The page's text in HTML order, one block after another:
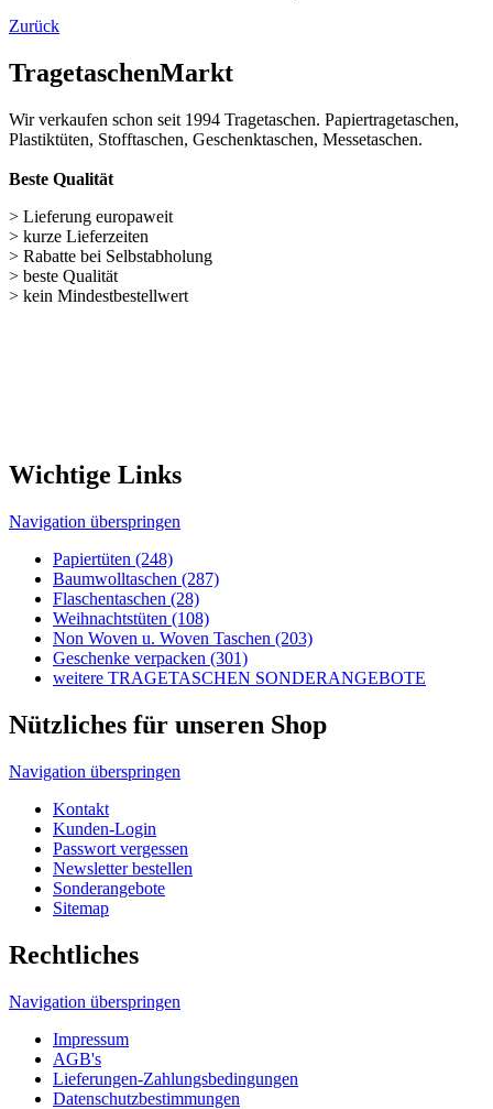
Zurück
TragetaschenMarkt
Wir verkaufen schon seit 1994 Tragetaschen. Papiertragetaschen,
Plastiktüten, Stofftaschen, Geschenktaschen, Messetaschen.
Beste Qualität
> Lieferung europaweit
> kurze Lieferzeiten
> Rabatte bei Selbstabholung
> beste Qualität
> kein Mindestbestellwert
Wichtige Links
Navigation überspringen
Papiertüten (248)
Baumwolltaschen (287)
Flaschentaschen (28)
Weihnachts­tüten (108)
Non Woven u. Woven Taschen (203)
Geschenke verpacken (301)
weitere TRAGETASCHEN SONDERANGEBOTE
Nützliches für unseren Shop
Navigation überspringen
Kontakt
Kunden-Login
Passwort vergessen
Newsletter bestellen
Sonderangebote
Sitemap
Rechtliches
Navigation überspringen
Impressum
AGB's
Lieferungen-Zahlungsbedingungen
Datenschutzbestimmungen